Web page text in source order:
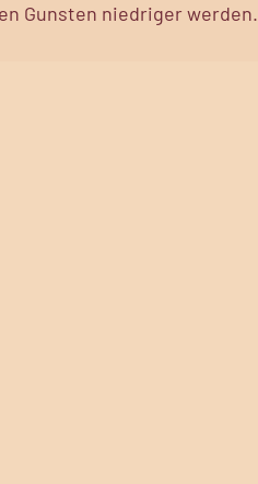
Gunsten niedriger werden.